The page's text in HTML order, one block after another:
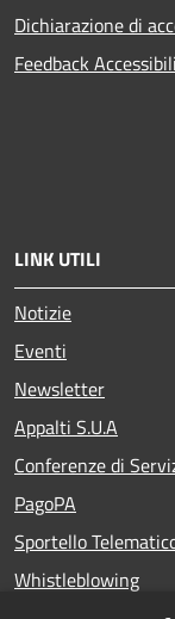
Dichiarazione di
Feedback
LINK UTILI
Notizie
Eventi
Newsletter
Appalti S.U.A
Conferenze di
PagoPA
Sportello
Whistleblowing